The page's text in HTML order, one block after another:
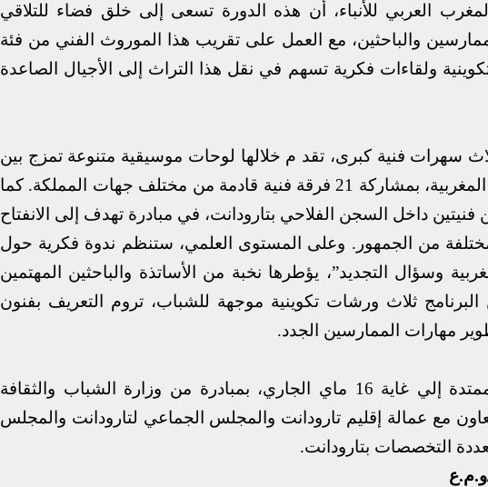
العربي للأنباء، أن هذه الدورة تسعى إلى خلق فضاء للتلاقي
والباحثين، مع العمل على تقريب هذا الموروث الفني من فئة
ولقاءات فكرية تسهم في نقل هذا التراث إلى الأجيال الصاعدة
سهرات فنية كبرى، تقد م خلالها لوحات موسيقية متنوعة تمزج بين
فن الدقة والإيقاعات الشعبية المغربية، بمشاركة 21 فرقة فنية قادمة من مختلف جهات المملكة. كما
داخل السجن الفلاحي بتارودانت، في مبادرة تهدف إلى الانفتاح
من الجمهور. وعلى المستوى العلمي، ستنظم ندوة فكرية حول
وسؤال التجديد”، يؤطرها نخبة من الأساتذة والباحثين المهتمين
ثلاث ورشات تكوينية موجهة للشباب، تروم التعريف بفنون
مهارات الممارسين الجدد.
ويأتي تنظيم هذه الدورة، الممتدة إلي غاية 16 ماي الجاري، بمبادرة من وزارة الشباب والثقافة
مع عمالة إقليم تارودانت والمجلس الجماعي لتارودانت والمجلس
التخصصات بتارودانت.
و.م.ع